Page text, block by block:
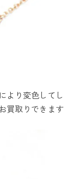
より変色してし
買取りできます